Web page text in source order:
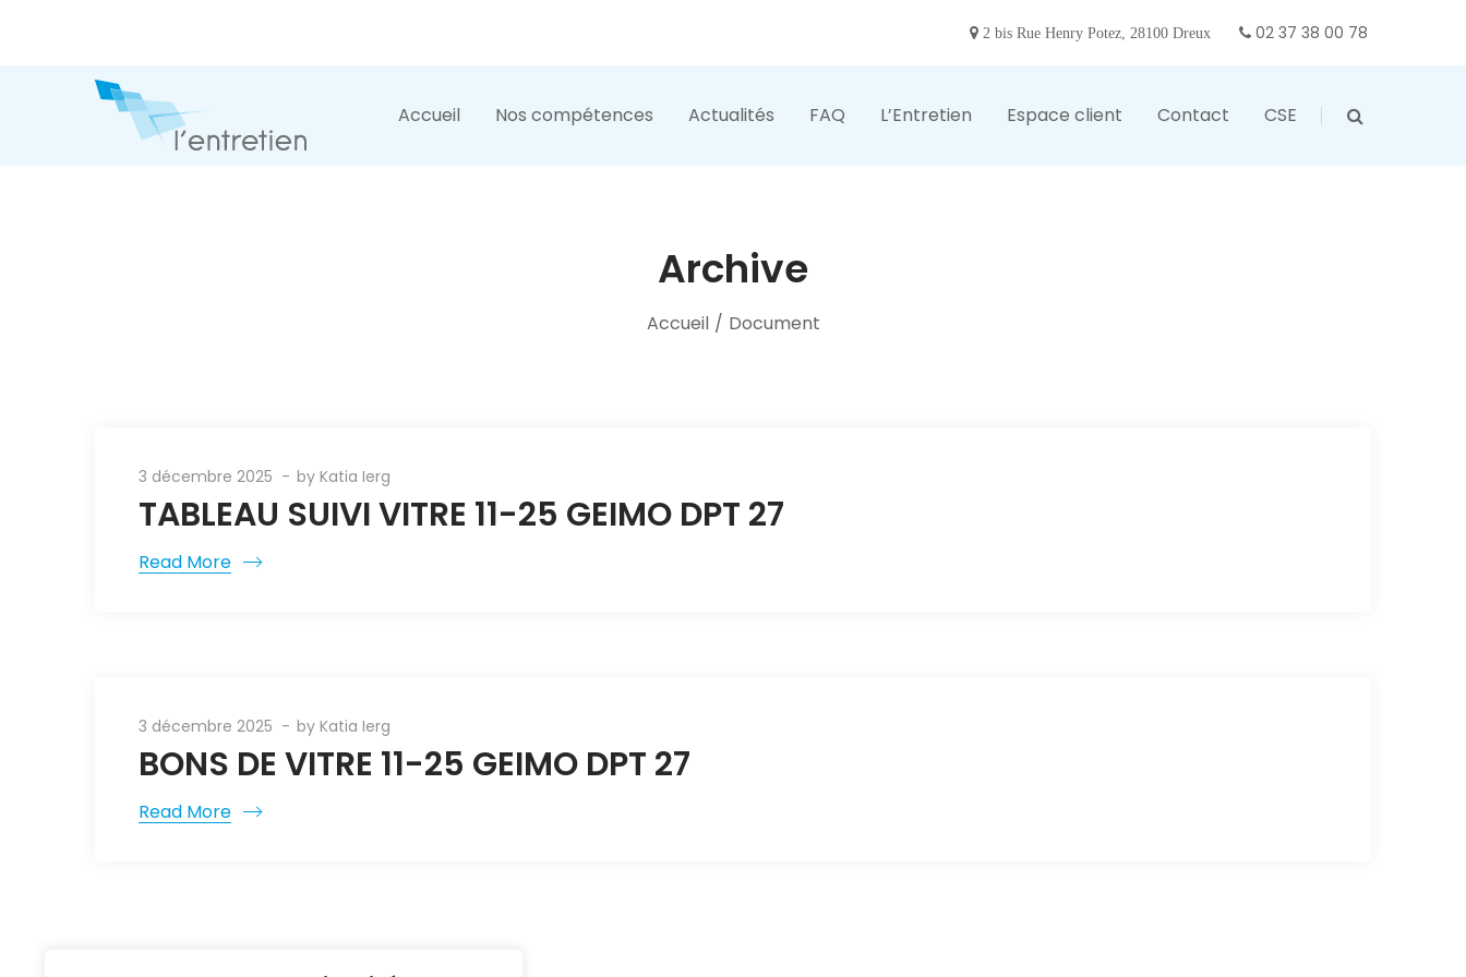
2 bis Rue Henry Potez, 28100 Dreux 02 37 38 00 78
Accueil Nos compétences Actualités FAQ L’Entretien Espace client Contact CSE
Archive
Accueil / Document
3 décembre 2025 by Katia Ierg
TABLEAU SUIVI VITRE 11-25 GEIMO DPT 27
Read More
3 décembre 2025 by Katia Ierg
BONS DE VITRE 11-25 GEIMO DPT 27
Read More